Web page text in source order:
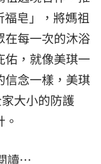
福皂」，將媽祖
在每一次的沐浴
佑，就像美琪一
信念一樣，美琪
大小的防護
讀…